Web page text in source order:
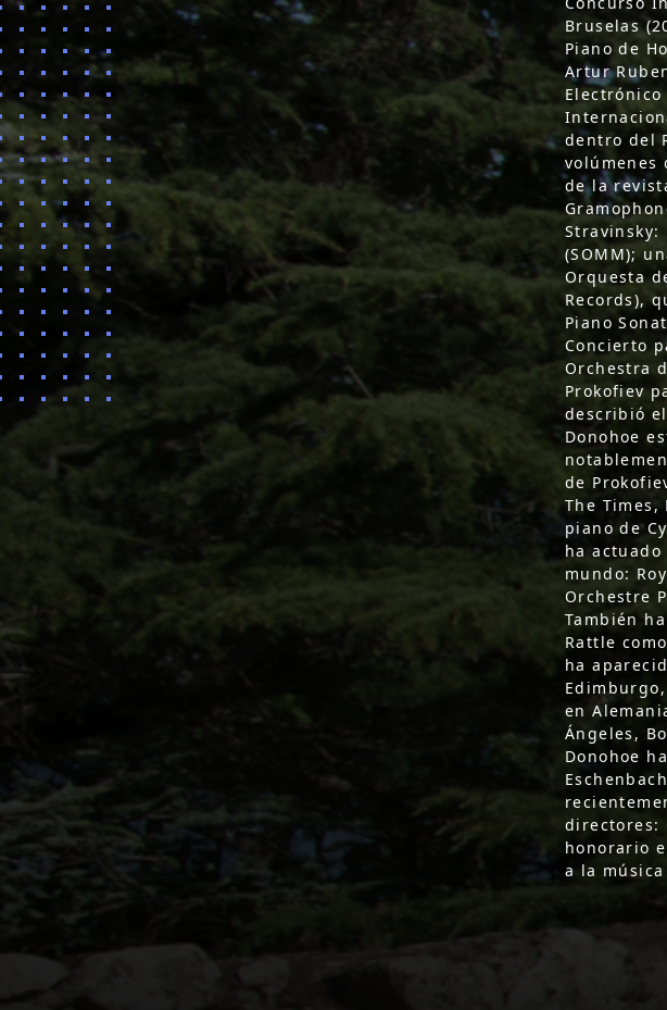
Bruselas
Piano de
Artur
Electrónico
dentro del
volúmenes
de la
Stravinsky:
(SOMM);
Orquesta
Records),
Piano
Concierto
Orchestra
Prokofiev
describió
Donohoe
de
The
piano de
ha
mundo:
Orchestre
También
Rattle
ha
en
Ángeles,
Donohoe
directores:
honorario
a la